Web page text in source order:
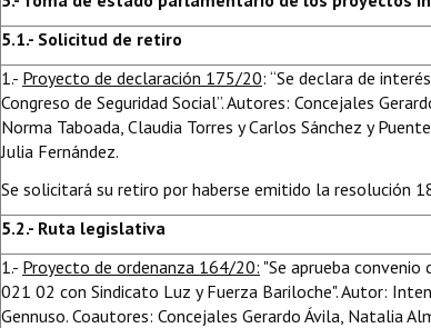
5.1.- Solicitud de retiro
1.- Proyecto de declaración 175/20: “Se declara de
Congreso de Seguridad Social”. Autores: Concejales
Norma Taboada, Claudia Torres y Carlos Sánchez y
Julia Fernández.
Se solicitará su retiro por haberse emitido la resolución
5.2.- Ruta legislativa
1.- Proyecto de ordenanza 164/20: "Se aprueba
021 02 con Sindicato Luz y Fuerza Bariloche". Autor:
Gennuso. Coautores: Concejales Gerardo Ávila, Natalia